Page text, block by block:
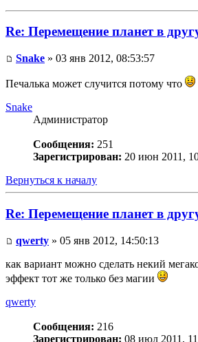
Re: Перемещение планет в
Snake » 03 янв 2012, 08:53:57
Печалька может случится потому что
Snake
Администратор
Сообщения: 251
Зарегистрирован: 20 июн 2011,
Вернуться к началу
Re: Перемещение планет в
qwerty » 05 янв 2012, 14:50:13
как вариант можно сделать некий
эффект тот же только без магии
qwerty
Сообщения: 216
Зарегистрирован: 08 июл 2011,